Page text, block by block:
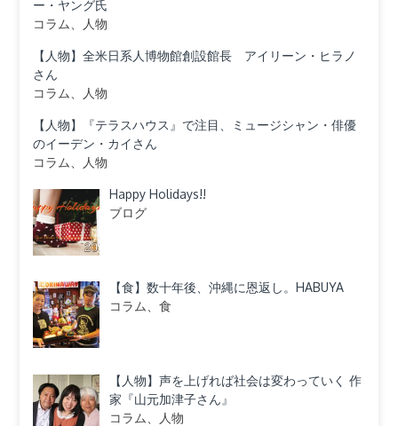
ー・ヤング氏
コラム、人物
【人物】全米日系人博物館創設館長 アイリーン・ヒラノ
さん
コラム、人物
【人物】『テラスハウス』で注目、ミュージシャン・俳優
のイーデン・カイさん
コラム、人物
Happy Holidays!!
ブログ
【食】数十年後、沖縄に恩返し。HABUYA
コラム、食
【人物】声を上げれば社会は変わっていく 作
家『山元加津子さん』
コラム、人物